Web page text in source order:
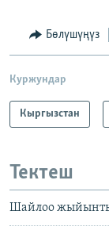
Бөлүшүңүз
Куржундар
Кыргызстан
Тектеш
Шайлоо